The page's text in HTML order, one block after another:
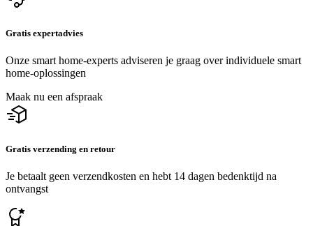
Gratis expertadvies
Onze smart home-experts adviseren je graag over individuele smart
home-oplossingen
Maak nu een afspraak
Gratis verzending en retour
Je betaalt geen verzendkosten en hebt 14 dagen bedenktijd na
ontvangst